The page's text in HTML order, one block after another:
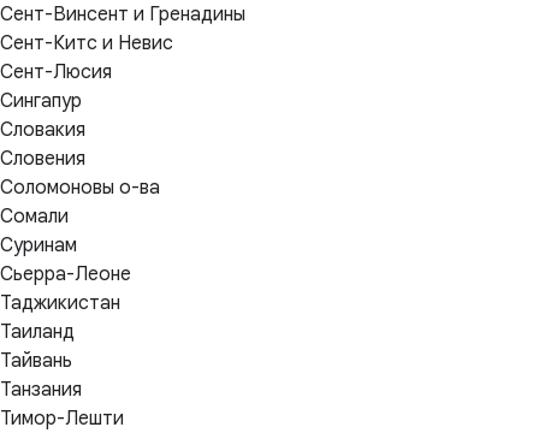
Сент-Винсент и Гренадины
Сент-Китс и Невис
Сент-Люсия
Сингапур
Словакия
Словения
Соломоновы о-ва
Сомали
Суринам
Сьерра-Леоне
Таджикистан
Таиланд
Тайвань
Танзания
Тимор-Лешти